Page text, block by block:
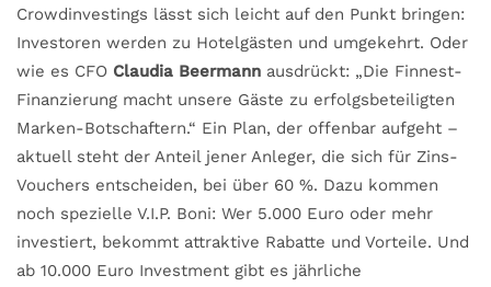
Crowdinvestings lässt sich leicht auf den Punkt bringen:
Investoren werden zu Hotelgästen und umgekehrt. Oder
wie es CFO Claudia Beermann ausdrückt: „Die Finnest-
Finanzierung macht unsere Gäste zu erfolgsbeteiligten
Marken-Botschaftern.“ Ein Plan, der offenbar aufgeht –
aktuell steht der Anteil jener Anleger, die sich für Zins-
Vouchers entscheiden, bei über 60 %. Dazu kommen
noch spezielle V.I.P. Boni: Wer 5.000 Euro oder mehr
investiert, bekommt attraktive Rabatte und Vorteile. Und
ab 10.000 Euro Investment gibt es jährliche